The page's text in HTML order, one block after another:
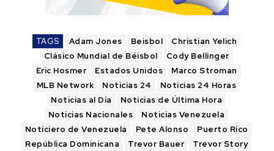
TAGS Adam Jones Beisbol
Christian Yelich
Clásico Mundial de Béisbol
Cody Bellinger
Eric Hosmer
Estados Unidos
Marco Stroman
MLB Network
Noticias 24
Noticias 24 Horas
Noticias al Día
Noticias de Última Hora
Noticias Nacionales
Noticias Venezuela
Noticiero de Venezuela
Pete Alonso
Puerto Rico
República Dominicana
Trevor Bauer Trevor Story